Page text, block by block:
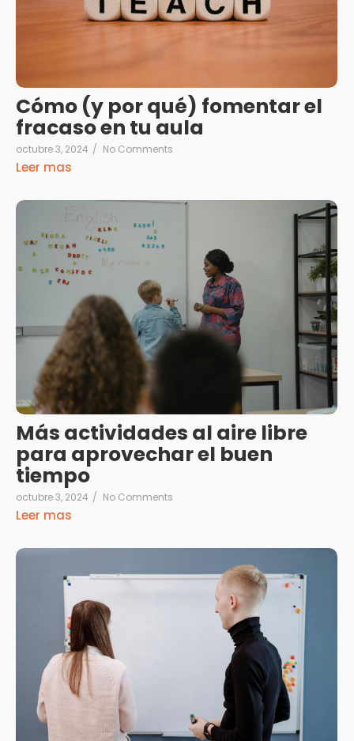
Cómo (y por qué) fomentar el
fracaso en tu aula
octubre 3, 2024 / No Comments
Leer mas
Más actividades al aire libre
para aprovechar el buen
tiempo
octubre 3, 2024 / No Comments
Leer mas